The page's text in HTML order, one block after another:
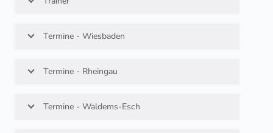
Termine - Wiesbaden
Termine - Rheingau
Termine - Waldems-Esch